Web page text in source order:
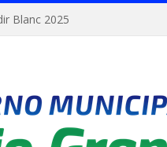
Blanc 2025